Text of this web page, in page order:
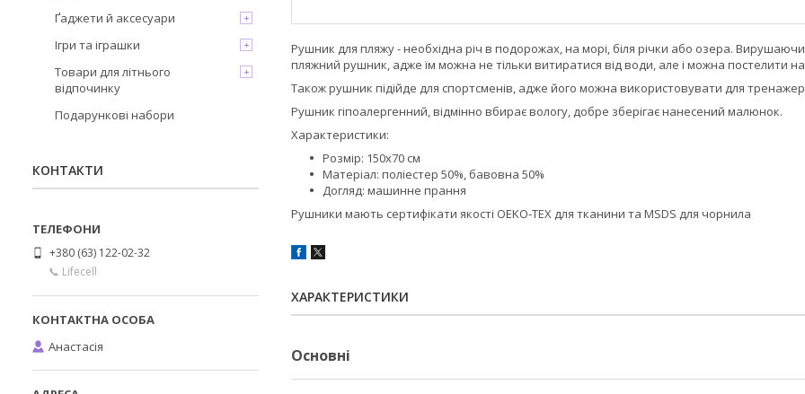
Рушник для пляжу - необхідна річ в подорожах, на морі, біля річки або озера.
пляжний рушник, адже їм можна не тільки витиратися від води, але і можна постелити
Також рушник підійде для спортсменів, адже його можна використовувати для
Рушник гіпоалергенний, відмінно вбирає вологу, добре зберігає нанесений малюнок.
Характеристики:
Розмір: 150х70 см
Матеріал: поліестер 50%, бавовна 50%
Догляд: машинне прання
Рушники мають сертифікати якості OEKO-TEX для тканини та MSDS для чорнила
ХАРАКТЕРИСТИКИ
Основні
Ґаджети й аксесуари
Ігри та іграшки
Товари для літнього
відпочинку
Подарункові набори
КОНТАКТИ
+380 (63) 122-02-32
📞 Lifecell
Анастасія